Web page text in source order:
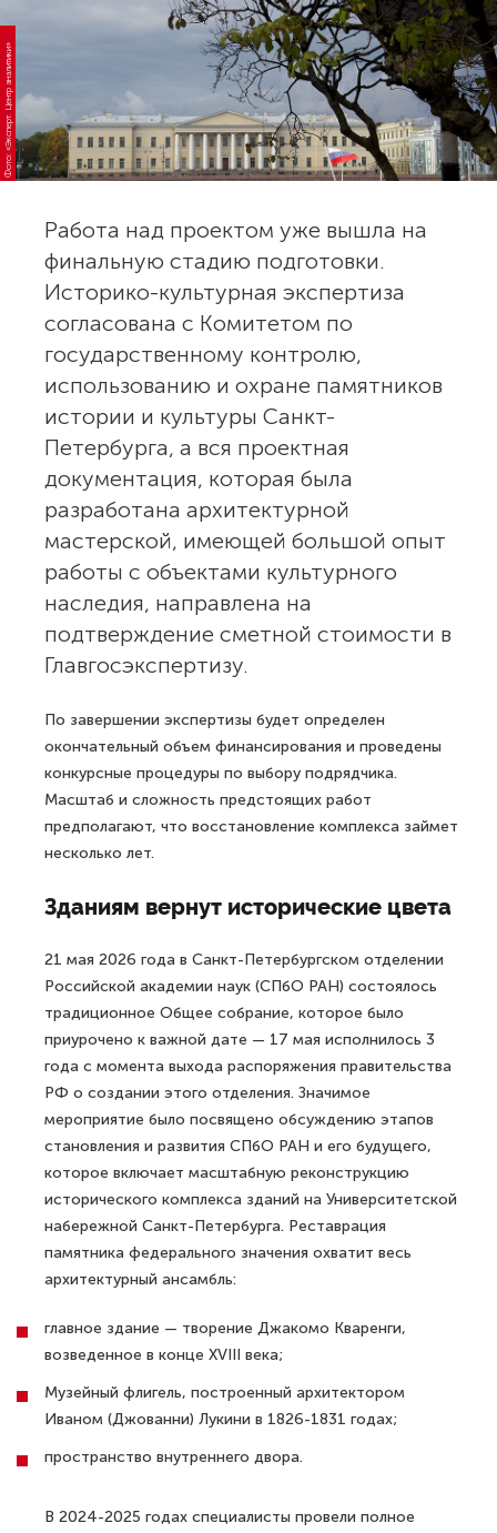
Фото: «Эксперт. Центр аналитики»
Работа над проектом уже вышла на
финальную стадию подготовки.
Историко-культурная экспертиза
согласована с Комитетом по
государственному контролю,
использованию и охране памятников
истории и культуры Санкт-
Петербурга, а вся проектная
документация, которая была
разработана архитектурной
мастерской, имеющей большой опыт
работы с объектами культурного
наследия, направлена на
подтверждение сметной стоимости в
Главгосэкспертизу.
По завершении экспертизы будет определен
окончательный объем финансирования и проведены
конкурсные процедуры по выбору подрядчика.
Масштаб и сложность предстоящих работ
предполагают, что восстановление комплекса займет
несколько лет.
Зданиям вернут исторические цвета
21 мая 2026 года в Санкт-Петербургском отделении
Российской академии наук (СПбО РАН) состоялось
традиционное Общее собрание, которое было
приурочено к важной дате — 17 мая исполнилось 3
года с момента выхода распоряжения правительства
РФ о создании этого отделения. Значимое
мероприятие было посвящено обсуждению этапов
становления и развития СПбО РАН и его будущего,
которое включает масштабную реконструкцию
исторического комплекса зданий на Университетской
набережной Санкт-Петербурга. Реставрация
памятника федерального значения охватит весь
архитектурный ансамбль:
главное здание — творение Джакомо Кваренги,
возведенное в конце XVIII века;
Музейный флигель, построенный архитектором
Иваном (Джованни) Лукини в 1826-1831 годах;
пространство внутреннего двора.
В 2024-2025 годах специалисты провели полное